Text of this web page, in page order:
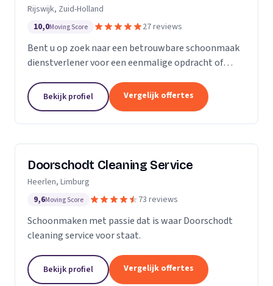
Rijswijk, Zuid-Holland
10,0Moving Score 27 reviews
Bent u op zoek naar een betrouwbare schoonmaak
dienstverlener voor een eenmalige opdracht of
groeiende onderneming die zich uit wilt breiden in
het vak.
Bekijk profiel Vergelijk offertes
Doorschodt Cleaning Service
Heerlen, Limburg
9,6Moving Score 73 reviews
Schoonmaken met passie dat is waar Doorschodt
cleaning service voor staat.
Bekijk profiel Vergelijk offertes